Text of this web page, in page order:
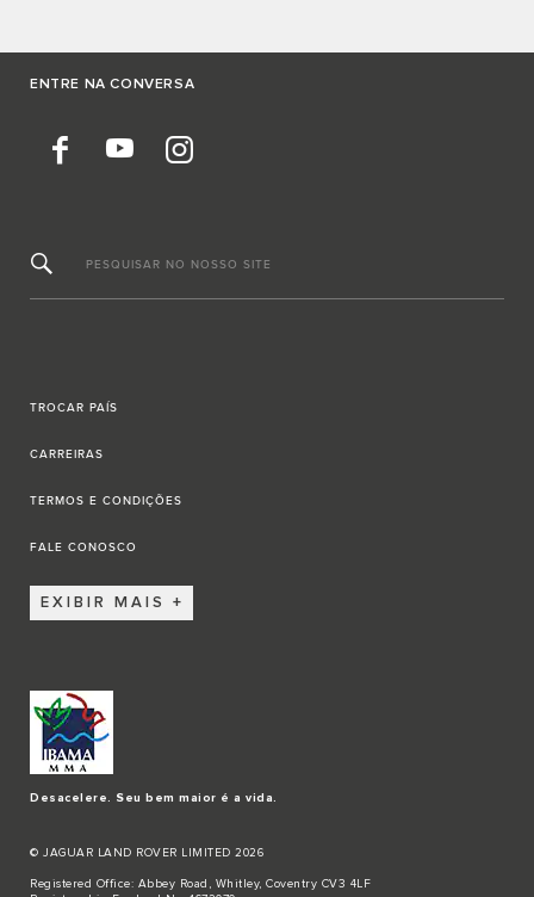
ENTRE NA CONVERSA
PESQUISAR NO NOSSO SITE
TROCAR PAÍS
CARREIRAS
TERMOS E CONDIÇÕES
FALE CONOSCO
EXIBIR MAIS
Desacelere. Seu bem maior é a vida.
© JAGUAR LAND ROVER LIMITED 2026
Registered Office: Abbey Road, Whitley, Coventry CV3 4LF